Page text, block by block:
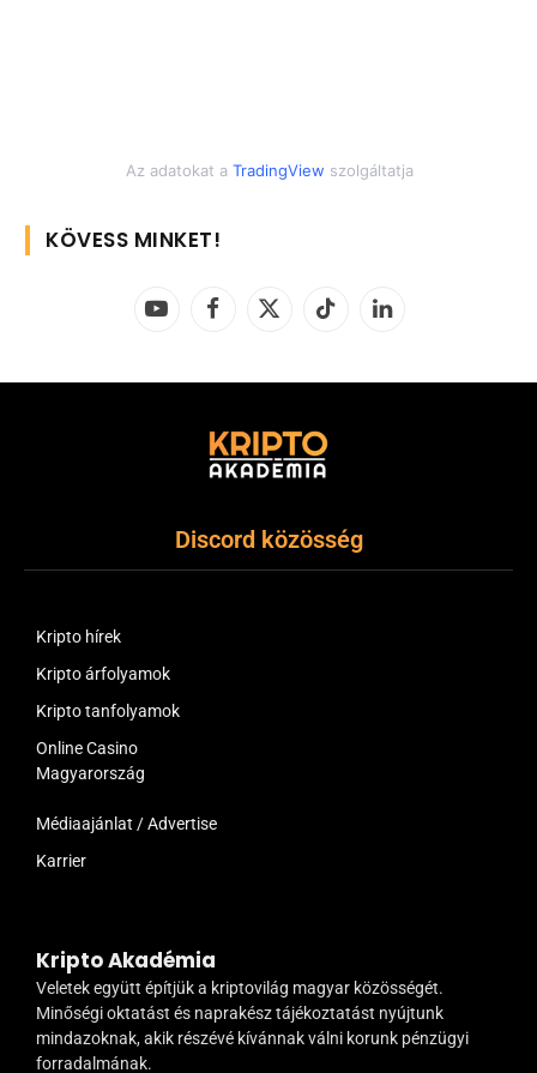
Az adatokat a TradingView szolgáltatja
KÖVESS MINKET!
YouTubeFacebook
X
TikTok LinkedIn
Discord közösség
Kripto hírek
Kripto árfolyamok
Kripto tanfolyamok
Online Casino
Magyarország
Médiaajánlat / Advertise
Karrier
Kripto Akadémia
Veletek együtt építjük a kriptovilág magyar közösségét.
Minőségi oktatást és naprakész tájékoztatást nyújtunk
mindazoknak, akik részévé kívánnak válni korunk pénzügyi
forradalmának.